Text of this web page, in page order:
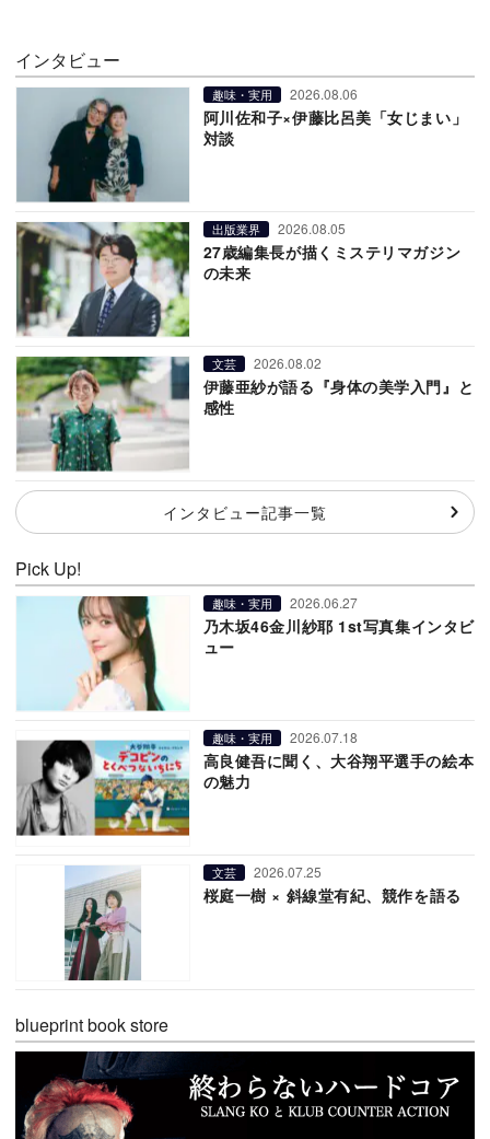
インタビュー
趣味・実用 2026.08.06
阿川佐和子×伊藤比呂美「女じまい」
対談
出版業界 2026.08.05
27歳編集長が描くミステリマガジン
の未来
文芸 2026.08.02
伊藤亜紗が語る『身体の美学入門』と
感性
インタビュー記事一覧
Pick Up!
趣味・実用 2026.06.27
乃木坂46金川紗耶 1st写真集インタビ
ュー
趣味・実用 2026.07.18
高良健吾に聞く、大谷翔平選手の絵本
の魅力
文芸 2026.07.25
桜庭一樹 × 斜線堂有紀、競作を語る
blueprint book store